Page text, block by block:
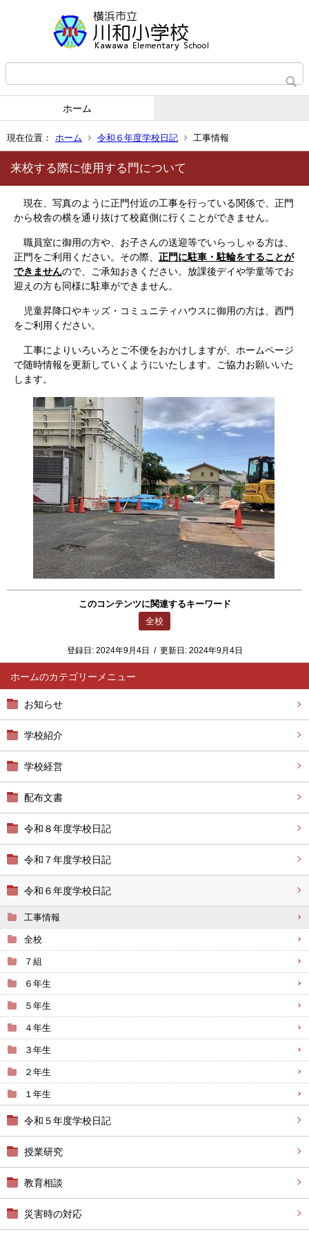
ホーム
現在位置： ホーム 令和６年度学校日記 工事情報
ホーム
お知らせ
学校紹介
学校経営
配布文書
令和８年度学校日記
令和７年度学校日記
令和６年度学校日記
工事情報
全校
７組
６年生
５年生
４年生
３年生
２年生
１年生
令和５年度学校日記
授業研究
教育相談
災害時の対応
来校する際に使用する門について
現在、写真のように正門付近の工事を行っている関係で、正門
から校舎の横を通り抜けて校庭側に行くことができません。
職員室に御用の方や、お子さんの送迎等でいらっしゃる方は、
正門をご利用ください。その際、 正門に駐車・駐輪をすることが
できませんので、ご承知おきください。放課後デイや学童等でお
迎えの方も同様に駐車ができません。
児童昇降口やキッズ・コミュニティハウスに御用の方は、西門
をご利用ください。
工事によりいろいろとご不便をおかけしますが、ホームページ
で随時情報を更新していくようにいたします。ご協力お願いいた
します。
このコンテンツに関連するキーワード
全校
登録日: 2024年9月4日 / 更新日: 2024年9月4日